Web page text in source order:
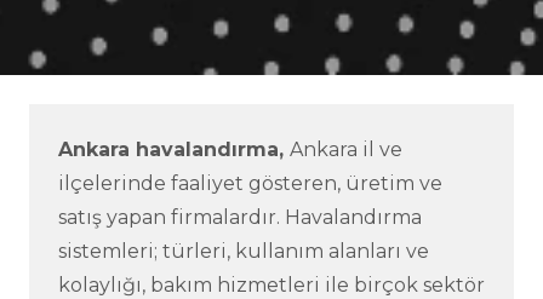
Ankara havalandırma, Ankara il ve
ilçelerinde faaliyet gösteren, üretim ve
satış yapan firmalardır. Havalandırma
sistemleri; türleri, kullanım alanları ve
kolaylığı, bakım hizmetleri ile birçok sektör